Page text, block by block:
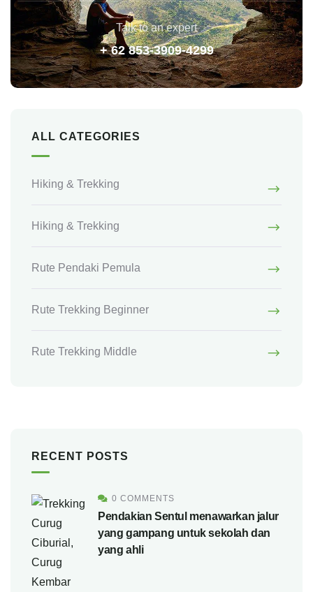
Talk to an expert
+ 62 853-3909-4299
ALL CATEGORIES
Hiking & Trekking
Hiking & Trekking
Rute Pendaki Pemula
Rute Trekking Beginner
Rute Trekking Middle
RECENT POSTS
0 COMMENTS
Pendakian Sentul menawarkan jalur
yang gampang untuk sekolah dan
yang ahli